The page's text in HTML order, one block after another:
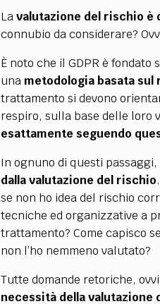
Lavalutazione del rischio è
connubio da considerare?
È noto che il GDPR è fondato
una metodologia basata sul
trattamento si devono
respiro, sulla base delle loro
esattamente seguendo
In ognuno di questi
dalla valutazione del rischio
se non ho idea del rischio
tecniche ed organizzative a
trattamento? Come capisco
non l’ho nemmeno valutato?
Tutte domande retoriche,
necessità della valutazione